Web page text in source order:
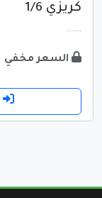
كريزي 1/6
.......
السعر مخفي